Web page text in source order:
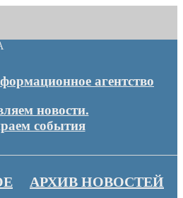
агентство
новости.
события
АРХИВ НОВОСТЕЙ